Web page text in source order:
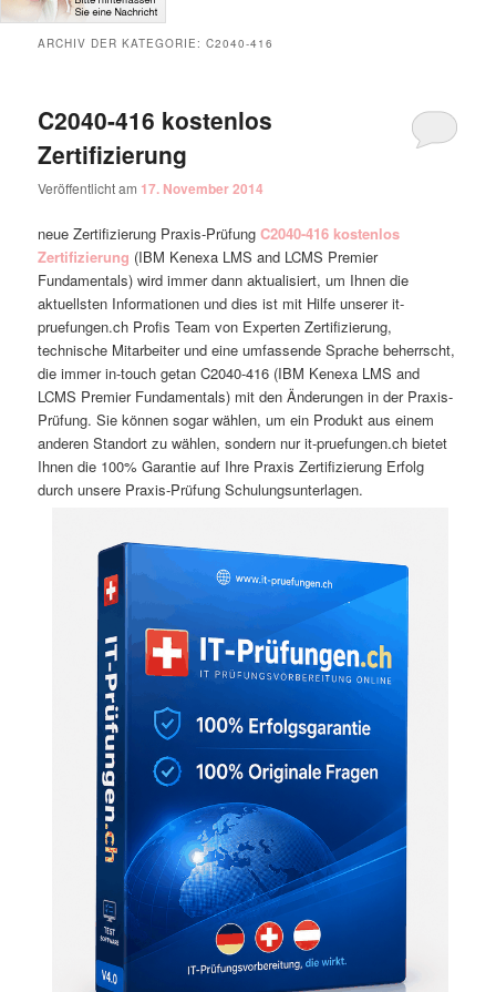
ARCHIV DER KATEGORIE:C2040-416
C2040-416 kostenlos
Zertifizierung
Veröffentlicht am 17. November 2014
neue Zertifizierung Praxis-PrüfungC2040-416 kostenlos
Zertifizierung (IBM Kenexa LMS and LCMS Premier
Fundamentals) wird immer dann aktualisiert, um Ihnen die
aktuellsten Informationen und dies ist mit Hilfe unserer it-
pruefungen.ch Profis Team von Experten Zertifizierung,
technische Mitarbeiter und eine umfassende Sprache beherrscht,
die immer in-touch getan C2040-416 (IBM Kenexa LMS and
LCMS Premier Fundamentals) mit den Änderungen in der Praxis-
Prüfung. Sie können sogar wählen, um ein Produkt aus einem
anderen Standort zu wählen, sondern nur it-pruefungen.ch bietet
Ihnen die 100% Garantie auf Ihre Praxis Zertifizierung Erfolg
durch unsere Praxis-Prüfung Schulungsunterlagen.